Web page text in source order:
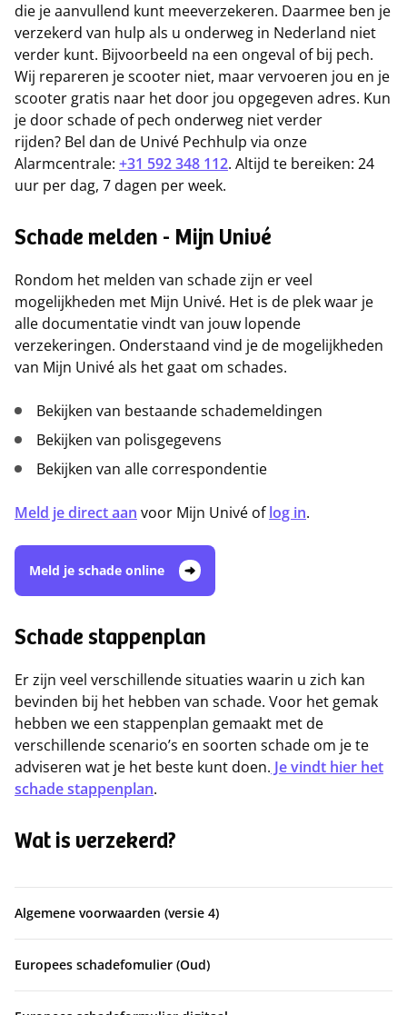
die je aanvullend kunt meeverzekeren. Daarmee ben je
verzekerd van hulp als u onderweg in Nederland niet
verder kunt. Bijvoorbeeld na een ongeval of bij pech.
Wij repareren je scooter niet, maar vervoeren jou en je
scooter gratis naar het door jou opgegeven adres. Kun
je door schade of pech onderweg niet verder
rijden? Bel dan de Univé Pechhulp via onze
Alarmcentrale: +31 592 348 112. Altijd te bereiken: 24
uur per dag, 7 dagen per week.
Schade melden - Mijn Univé
Rondom het melden van schade zijn er veel
mogelijkheden met Mijn Univé. Het is de plek waar je
alle documentatie vindt van jouw lopende
verzekeringen. Onderstaand vind je de mogelijkheden
van Mijn Univé als het gaat om schades.
Bekijken van bestaande schademeldingen
Bekijken van polisgegevens
Bekijken van alle correspondentie
Meld je direct aan voor Mijn Univé oflog in.
Meld je schade online
Schade stappenplan
Er zijn veel verschillende situaties waarin u zich kan
bevinden bij het hebben van schade. Voor het gemak
hebben we een stappenplan gemaakt met de
verschillende scenario’s en soorten schade om je te
adviseren wat je het beste kunt doen. Je vindt hier het
schade stappenplan.
Wat is verzekerd?
Algemene voorwaarden (versie 4)
Europees schadefomulier (Oud)